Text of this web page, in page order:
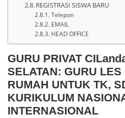
REGISTRASI SISWA BARU
Telepon
EMAIL
HEAD OFFICE
GURU PRIVAT
SELATAN: GURU LES
RUMAH UNTUK TK,
KURIKULUM
INTERNASIONAL